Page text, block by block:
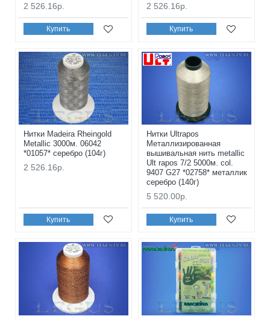
2 526.16р.
Купить
2 526.16р.
Купить
Нитки Madeira Rheingold
Metallic 3000м. 06042
*01057* серебро (104г)
2 526.16р.
Купить
Нитки Ultrapos
Металлизированная
вышивальная нить metallic
Ult rapos 7/2 5000м. col.
9407 G27 *02758* металлик
серебро (140г)
5 520.00р.
Купить